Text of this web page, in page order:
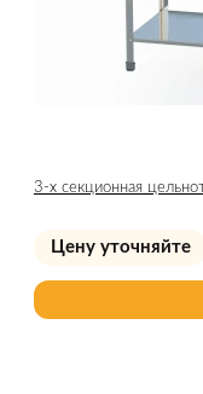
3-х секционная
Цену уточняйте